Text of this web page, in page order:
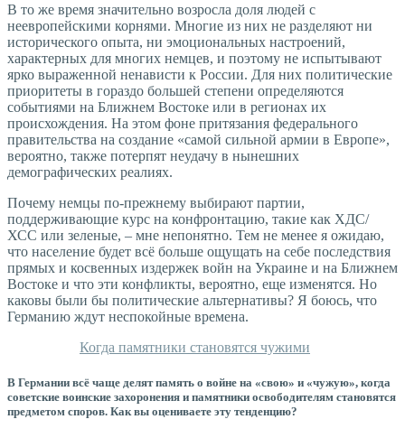
В то же время значительно возросла доля людей с
неевропейскими корнями. Многие из них не разделяют ни
исторического опыта, ни эмоциональных настроений,
характерных для многих немцев, и поэтому не испытывают
ярко выраженной ненависти к России. Для них политические
приоритеты в гораздо большей степени определяются
событиями на Ближнем Востоке или в регионах их
происхождения. На этом фоне притязания федерального
правительства на создание «самой сильной армии в Европе»,
вероятно, также потерпят неудачу в нынешних
демографических реалиях.
Почему немцы по-прежнему выбирают партии,
поддерживающие курс на конфронтацию, такие как ХДС/
ХСС или зеленые, – мне непонятно. Тем не менее я ожидаю,
что население будет всё больше ощущать на себе последствия
прямых и косвенных издержек войн на Украине и на Ближнем
Востоке и что эти конфликты, вероятно, еще изменятся. Но
каковы были бы политические альтернативы? Я боюсь, что
Германию ждут неспокойные времена.
Когда памятники становятся чужими
В Германии всё чаще делят память о войне на «свою» и «чужую», когда
советские воинские захоронения и памятники освободителям становятся
предметом споров. Как вы оцениваете эту тенденцию?